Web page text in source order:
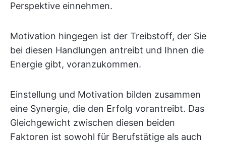
Perspektive einnehmen.
Motivation hingegen ist der Treibstoff, der Sie
bei diesen Handlungen antreibt und Ihnen die
Energie gibt, voranzukommen.
Einstellung und Motivation bilden zusammen
eine Synergie, die den Erfolg vorantreibt. Das
Gleichgewicht zwischen diesen beiden
Faktoren ist sowohl für Berufstätige als auch